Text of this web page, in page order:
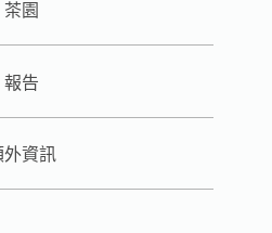
茶園
報告
外資訊